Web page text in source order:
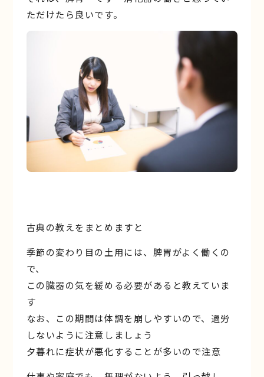
ただけたら良いです。
古典の教えをまとめますと
季節の変わり目の土用には、脾胃がよく働くの
で、
この臓器の気を緩める必要があると教えていま
す
なお、この期間は体調を崩しやすいので、過労
しないように注意しましょう
夕暮れに症状が悪化することが多いので注意